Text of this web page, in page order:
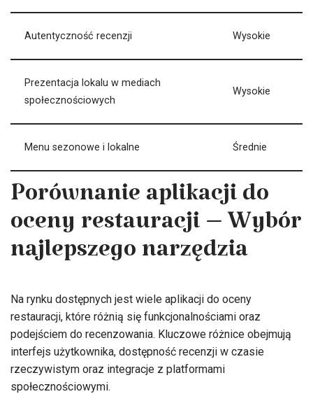
Autentyczność recenzji Wysokie
Prezentacja lokalu w mediach
społecznościowych
Wysokie
Menu sezonowe i lokalne Średnie
Porównanie aplikacji do
oceny restauracji – Wybór
najlepszego narzędzia
Na rynku dostępnych jest wiele aplikacji do oceny
restauracji, które różnią się funkcjonalnościami oraz
podejściem do recenzowania. Kluczowe różnice obejmują
interfejs użytkownika, dostępność recenzji w czasie
rzeczywistym oraz integracje z platformami
społecznościowymi.